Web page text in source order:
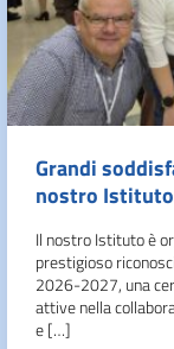
Grandi
nostro Istituto
Il nostro Istituto è
prestigioso
2026-2027, una
attive nella
e […]